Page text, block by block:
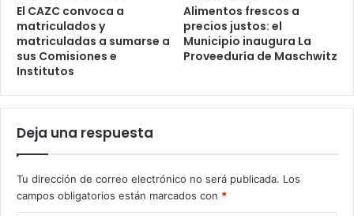
El CAZC convoca a
matriculados y
matriculadas a sumarse a
sus Comisiones e
Institutos
Alimentos frescos a
precios justos: el
Municipio inaugura La
Proveeduría de Maschwitz
Deja una respuesta
Tu dirección de correo electrónico no será publicada. Los
campos obligatorios están marcados con *